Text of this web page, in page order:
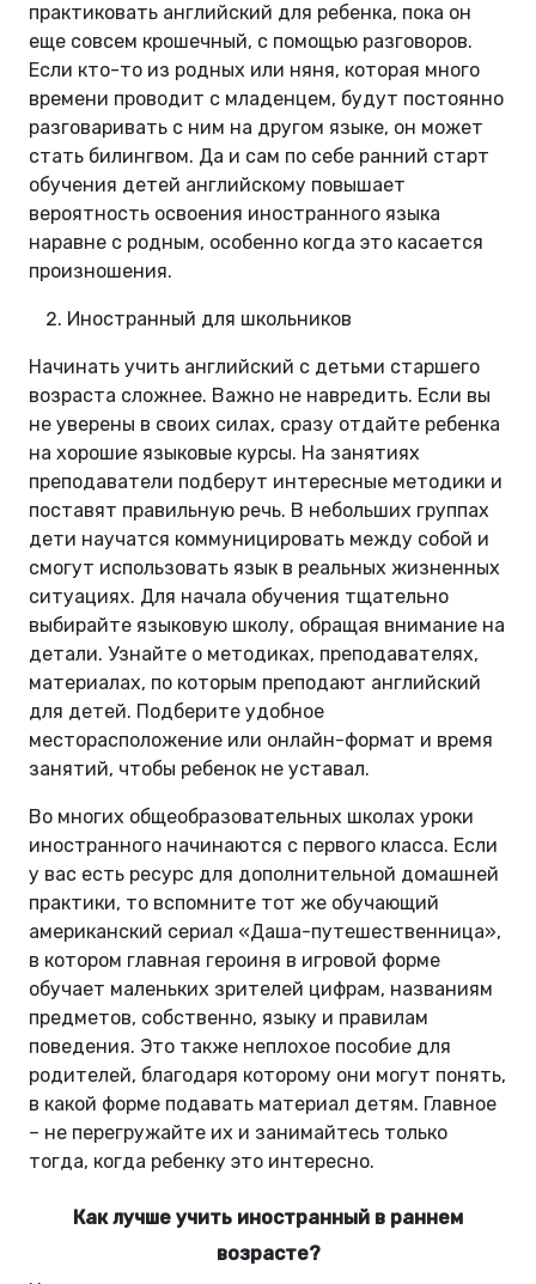
практиковать английский для ребенка, пока он
еще совсем крошечный, с помощью разговоров.
Если кто-то из родных или няня, которая много
времени проводит с младенцем, будут постоянно
разговаривать с ним на другом языке, он может
стать билингвом. Да и сам по себе ранний старт
обучения детей английскому повышает
вероятность освоения иностранного языка
наравне с родным, особенно когда это касается
произношения.
Иностранный для школьников
Начинать учить английский с детьми старшего
возраста сложнее. Важно не навредить. Если вы
не уверены в своих силах, сразу отдайте ребенка
на хорошие языковые курсы. На занятиях
преподаватели подберут интересные методики и
поставят правильную речь. В небольших группах
дети научатся коммуницировать между собой и
смогут использовать язык в реальных жизненных
ситуациях. Для начала обучения тщательно
выбирайте языковую школу, обращая внимание на
детали. Узнайте о методиках, преподавателях,
материалах, по которым преподают английский
для детей. Подберите удобное
месторасположение или онлайн-формат и время
занятий, чтобы ребенок не уставал.
Во многих общеобразовательных школах уроки
иностранного начинаются с первого класса. Если
у вас есть ресурс для дополнительной домашней
практики, то вспомните тот же обучающий
американский сериал «Даша-путешественница»,
в котором главная героиня в игровой форме
обучает маленьких зрителей цифрам, названиям
предметов, собственно, языку и правилам
поведения. Это также неплохое пособие для
родителей, благодаря которому они могут понять,
в какой форме подавать материал детям. Главное
– не перегружайте их и занимайтесь только
тогда, когда ребенку это интересно.
Как лучше учить иностранный в раннем
возрасте?